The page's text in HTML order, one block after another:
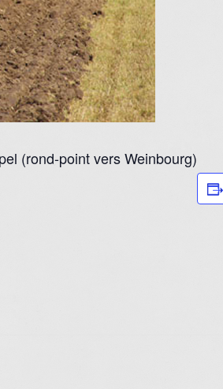
(rond-point vers Weinbourg)